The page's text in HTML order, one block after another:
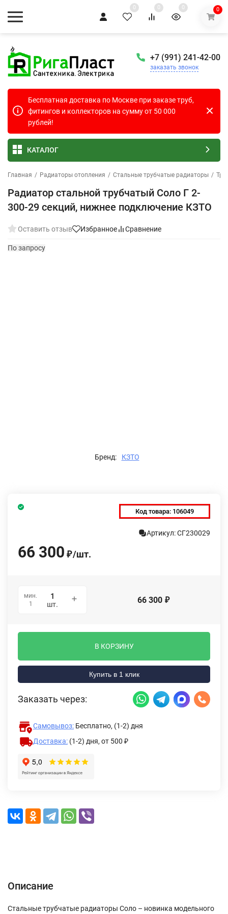
0 0 0 0
+7 (991) 241-42-00
заказать звонок
Бесплатная доставка по Москве при заказе труб,
фитингов и коллекторов на сумму от 50 000
рублей!
КАТАЛОГ
Главная / Радиаторы отопления / Стальные трубчатые радиаторы /
Радиатор стальной трубчатый Соло Г 2-
300-29 секций, нижнее подключение КЗТО
Оставить отзыв Избранное Сравнение
По запросу
Бренд: КЗТО
Код товара: 106049
Артикул: СГ230029
66 300 ₽/шт.
мин.
1
шт. 66 300 ₽
В КОРЗИНУ
Купить в 1 клик
Заказать через:
Самовывоз: Бесплатно, (1-2) дня
Доставка: (1-2) дня, от 500 ₽
Описание
Стальные трубчатые радиаторы Соло – новинка модельного